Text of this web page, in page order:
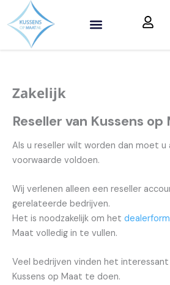
naar
Zakelijk
Reseller van Kussens
Als u reseller wilt worden dan moet u
voorwaarde voldoen.
Wij verlenen alleen een reseller
gerelateerde bedrijven.
Het is noodzakelijk om het
Maat volledig in te vullen.
Veel bedrijven vinden het
Kussens op Maat te doen.